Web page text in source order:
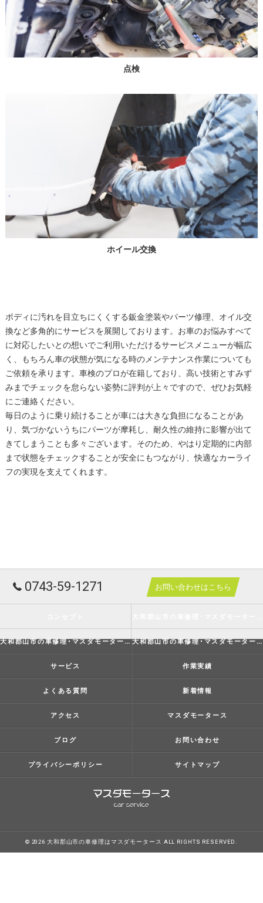
点検
ホイール交換
ボディに汚れを目立ちにくくする鈑金塗装やパーツ修理、オイル交
換など多角的にサービスを展開しております。お車のお悩みすべて
に対応したいとの想いでご利用いただけるサービスメニューが幅広
く、もちろん車の状態が気になる時のメンテナンス作業についても
ご依頼を承ります。車検のプロが在籍しており、高い技術とすみず
みまでチェックを怠らない姿勢に評判が上々ですので、ぜひお気軽
にご連絡ください。
毎日のように乗り続けることが車には大きな負担になることがあ
り、気づかないうちにパーツが摩耗し、耐久性の維持に影響が出て
きてしまうことも多々ございます。そのため、やはり定期的に内部
まで状態をチェックすることが安全にもつながり、快適なカーライ
フの実現を支えてくれます。
0743-59-1271 お問い合わせはこちら
大和郡山市の車修理･マスダモータースの評判 大和郡山市の車修理･マスダモータースのお客様の声
サービス 作業実績
よくある質問 新着情報
アクセス マスダモータース
ブログ お問い合わせ
プライバシーポリシー サイトマップ
© 2026 大和郡山市の車修理はマスダモータース ALL RIGHTS RESERVED.